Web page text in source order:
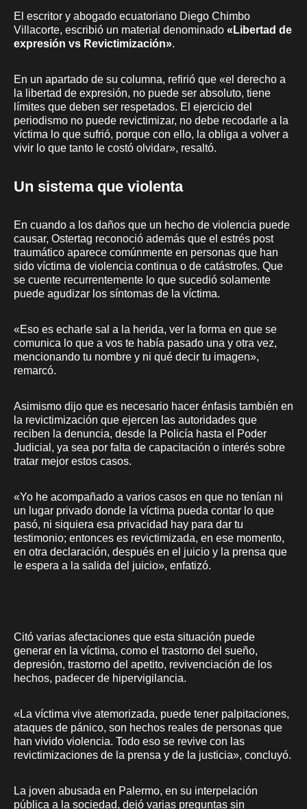
El escritor y abogado ecuatoriano Diego Chimbo
Villacorte, escribió un material denominado «Libertad de
expresión vs Revictimización».
En un apartado de su columna, refirió que «el derecho a
la libertad de expresión, no puede ser absoluto, tiene
límites que deben ser respetados. El ejercicio del
periodismo no puede revictimizar, no debe recodarle a la
víctima lo que sufrió, porque con ello, la obliga a volver a
vivir lo que tanto le costó olvidar», resaltó.
Un sistema que violenta
En cuando a los daños que un hecho de violencia puede
causar, Ostertag reconoció además que el estrés post
traumático aparece comúnmente en personas que han
sido víctima de violencia continua o de catástrofes. Que
se cuente recurrentemente lo que sucedió solamente
puede agudizar los síntomas de la víctima.
«Eso es echarle sal a la herida, ver la forma en que se
comunica lo que a vos te había pasado una y otra vez,
mencionando tu nombre y ni qué decir tu imagen»,
remarcó.
Asimismo dijo que es necesario hacer énfasis también en
la revictimización que ejercen las autoridades que
reciben la denuncia, desde la Policía hasta el Poder
Judicial, ya sea por falta de capacitación o interés sobre
tratar mejor estos casos.
«Yo he acompañado a varios casos en que no tenían ni
un lugar privado donde la víctima pueda contar lo que
pasó, ni siquiera esa privacidad hay para dar tu
testimonio; entonces es revictimizada, en ese momento,
en otra declaración, después en el juicio y la prensa que
le espera a la salida del juicio», enfatizó.
Citó varias afectaciones que esta situación puede
generar en la víctima, como el trastorno del sueño,
depresión, trastorno del apetito, revivenciación de los
hechos, padecer de hipervigilancia.
«La víctima vive atemorizada, puede tener palpitaciones,
ataques de pánico, son hechos reales de personas que
han vivido violencia. Todo eso se revive con las
revictimizaciones de la prensa y de la justicia», concluyó.
La joven abusada en Palermo, en su interpelación
pública a la sociedad, dejó varias preguntas sin